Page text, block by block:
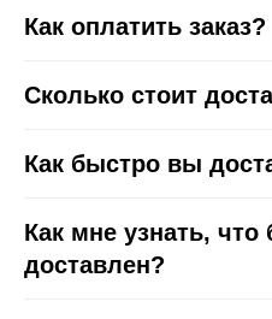
Как оплатить заказ?
Сколько стоит
Как быстро вы
Как мне узнать, что
доставлен?